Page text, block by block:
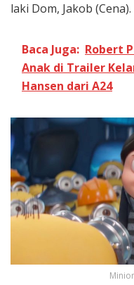
laki Dom, Jakob (Cena).
Baca Juga: Robert
Anak di Trailer
Hansen dari A24